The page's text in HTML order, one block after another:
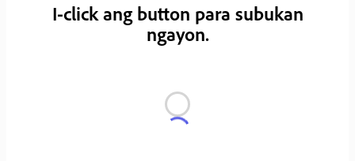
I-click ang button para subukan
ngayon.